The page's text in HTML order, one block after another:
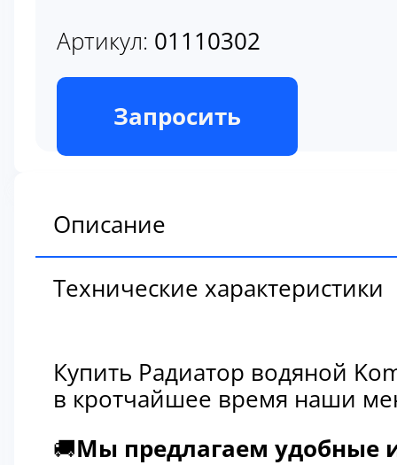
Артикул: 01110302
В наличии
Запросить
Описание
Технические характеристики
Купить Радиатор водяной
в кротчайшее время наши
🚚Мы предлагаем удобные